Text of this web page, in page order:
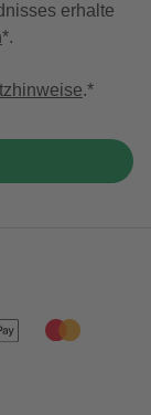
erhalte
*.
.